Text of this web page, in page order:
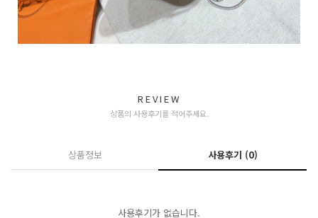
REVIEW
상품의 사용후기를 적어주세요.
상품정보 사용후기 (0)
사용후기가 없습니다.